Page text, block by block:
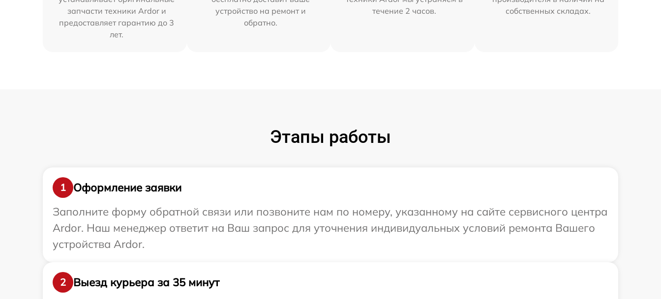
запчасти техники Ardor и
предоставляет гарантию до 3
лет.
устройство на ремонт и
обратно.
течение 2 часов.
собственных складах.
Этапы работы
1
Оформление заявки
Заполните форму обратной связи или позвоните нам по номеру, указанному на сайте сервисного центра
Ardor. Наш менеджер ответит на Ваш запрос для уточнения индивидуальных условий ремонта Вашего
устройства Ardor.
2
Выезд курьера за 35 минут